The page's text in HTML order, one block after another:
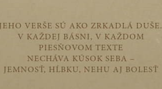
JEHO VERŠE SÚ AKO ZRKADLÁ DUŠE.
V KAŽDEJ BÁSNI, V KAŽDOM
PIESŇOVOM TEXTE
NECHÁVA KÚSOK SEBA –
JEMNOSŤ, HĹBKU, NEHU AJ BOLESŤ